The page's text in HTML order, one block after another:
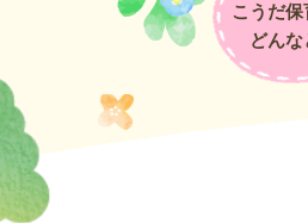
こうだ保
どんな